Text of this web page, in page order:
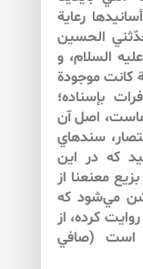
رعاية
الحسين
السلام، و
كانت موجودة
بإسناده؛
اصل آن
سندهاي
كه در اين
معنعنا از
مي‌‌شود كه
كرده، از
است (صافي